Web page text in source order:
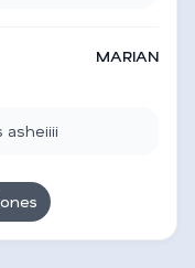
MARIAN
asheiiii